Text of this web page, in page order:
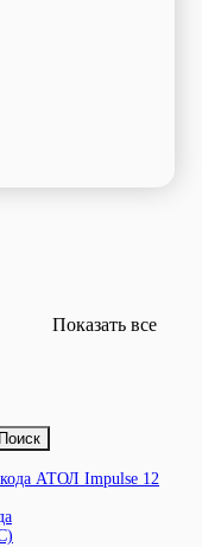
Показать все
Поиск